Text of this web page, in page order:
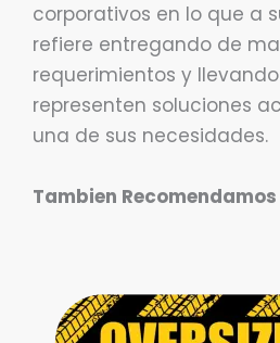
corporativos en lo que a
refiere entregando de
requerimientos y
representen soluciones
una de sus necesidades.
Tambien